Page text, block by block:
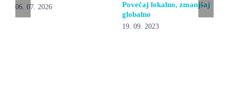
06. 07. 2026
Povečaj lokalno, zmanjšaj
globalno
19. 09. 2023